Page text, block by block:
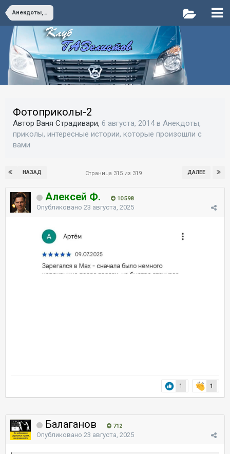
Анекдоты, приколы, интересные истории, которые произошли с вами
Фотоприколы-2
Автор Ваня Страдивари, 6 августа, 2014в Анекдоты,
приколы, интересные истории, которые произошли с
вами
НАЗАД ДАЛЕЕ
Страница 315 из 319
Алексей Ф. 10 598
Опубликовано 23 августа, 2025
1 1
Балаганов 712
Опубликовано 23 августа, 2025